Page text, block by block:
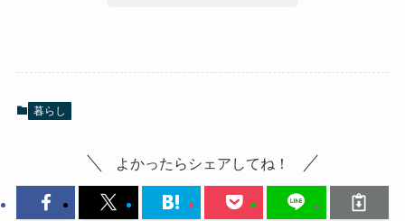
暮らし
よかったらシェアしてね！